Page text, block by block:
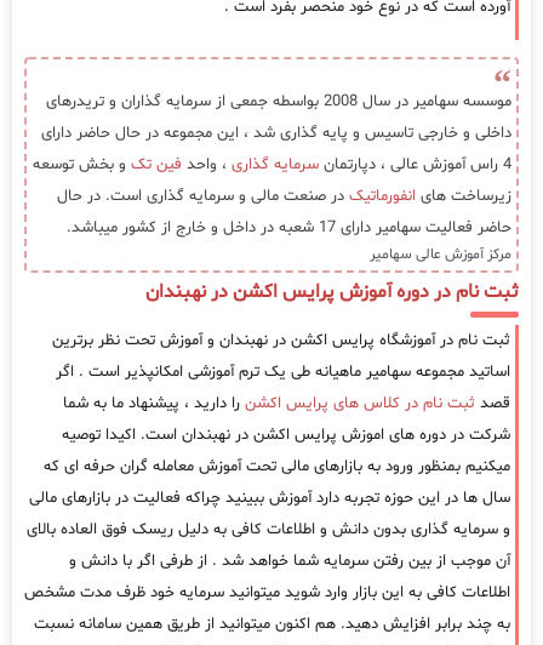
آورده است که در نوع خود منحصر بفرد است .
موسسه سهامیر در سال 2008 بواسطه جمعی از سرمایه گذاران و تریدرهای
داخلی و خارجی تاسیس و پایه گذاری شد ، این مجموعه در حال حاضر دارای
4 راس آموزش عالی ، دپارتمان
سرمایه گذاری ، واحد فین تک و بخش توسعه
زیرساخت های انفورماتیک در صنعت مالی و سرمایه گذاری است. در حال
حاضر فعالیت سهامیر دارای 17 شعبه در داخل و خارج از کشور میباشد.
مرکز آموزش عالی سهامیر
ثبت نام در دوره آموزش پرایس اکشن در نهبندان
ثبت نام در آموزشگاه پرایس اکشن در نهبندان و آموزش تحت نظر برترین
اساتید مجموعه سهامیر ماهیانه طی یک ترم آموزشی امکانپذیر است . اگر
قصد ثبت نام در کلاس های پرایس اکشن را دارید ، پیشنهاد ما به شما
شرکت در دوره های اموزش پرایس اکشن در نهبندان است. اکیدا توصیه
میکنیم بمنظور ورود به بازارهای مالی تحت آموزش معامله گران حرفه ای که
سال ها در این حوزه تجربه دارد آموزش ببینید چراکه فعالیت در بازارهای مالی
و سرمایه گذاری بدون دانش و اطلاعات کافی به دلیل ریسک فوق العاده بالای
آن موجب از بین رفتن سرمایه شما خواهد شد . از طرفی اگر با دانش و
اطلاعات کافی به این بازار وارد شوید میتوانید سرمایه خود ظرف مدت مشخص
به چند برابر افزایش دهید. هم اکنون میتوانید از طریق همین سامانه نسبت